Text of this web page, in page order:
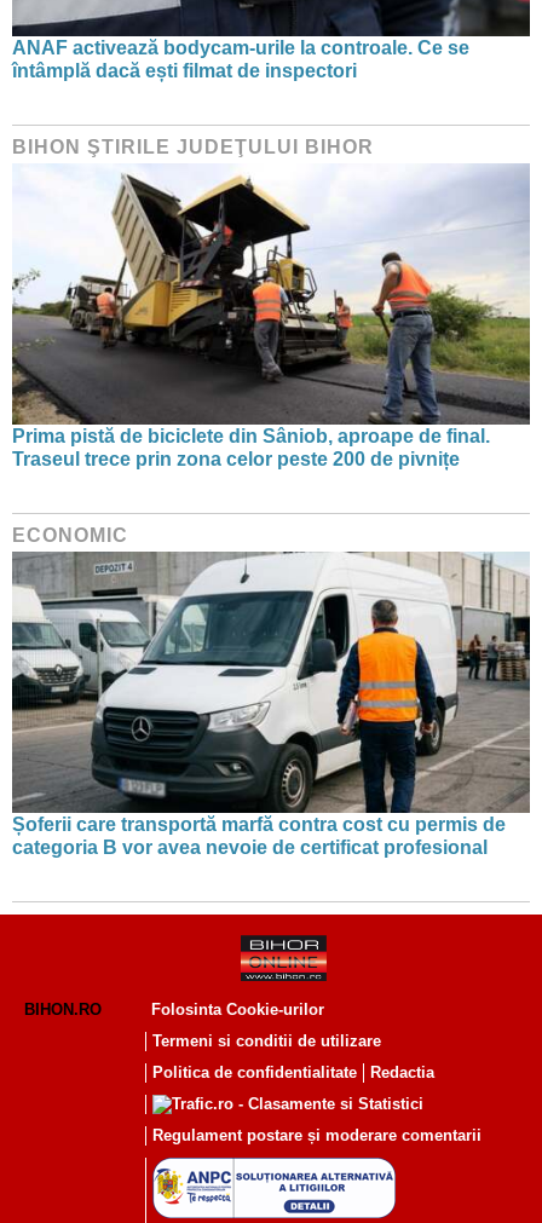
ANAF activează bodycam-urile la controale. Ce se
întâmplă dacă ești filmat de inspectori
BIHON ŞTIRILE JUDEŢULUI BIHOR
Prima pistă de biciclete din Sâniob, aproape de final.
Traseul trece prin zona celor peste 200 de pivnițe
ECONOMIC
Șoferii care transportă marfă contra cost cu permis de
categoria B vor avea nevoie de certificat profesional
BIHON.RO
Folosinta Cookie-urilor
Termeni si conditii de utilizare
Politica de confidentialitate
Redactia
Regulament postare și moderare comentarii